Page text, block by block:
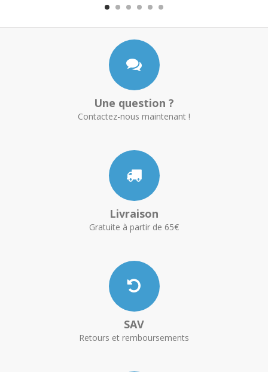
Une question ?
Contactez-nous maintenant !
Livraison
Gratuite à partir de 65€
SAV
Retours et remboursements